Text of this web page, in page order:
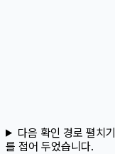
다음 확인 경로 펼치기
를 접어 두었습니다.